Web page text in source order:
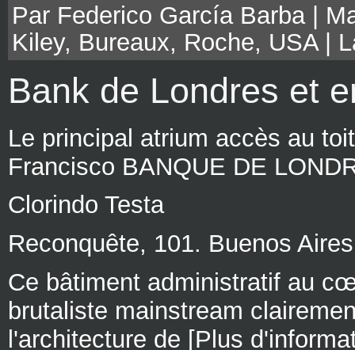
Par Federico García Barba |
Kiley, Bureaux, Roche, USA|
Bank de Londres et
Le principal atrium accès au
Francisco BANQUE DE
Clorindo Testa
Reconquête, 101. Buenos
Ce bâtiment administratif au
brutaliste mainstream
l'architecture de [Plus